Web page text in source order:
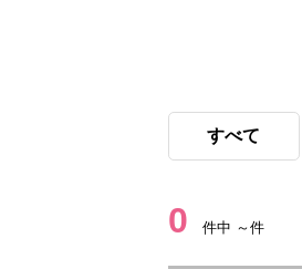
すべて
0 件中 ～件